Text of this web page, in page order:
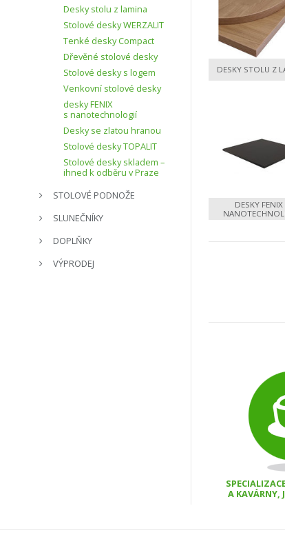
DESKY STOLU Z
DESKY FENIX
A KAVÁRNY,
Desky stolu z lamina
Stolové desky WERZALIT
Tenké desky Compact
Dřevěné stolové desky
Stolové desky s logem
Venkovní stolové desky
desky FENIX
s nanotechnologií
Desky se zlatou hranou
Stolové desky TOPALIT
Stolové desky skladem –
ihned k odběru v Praze
STOLOVÉ PODNOŽE
SLUNEČNÍKY
DOPLŇKY
VÝPRODEJ